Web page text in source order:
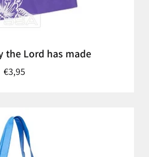
the Lord has made
€3,95